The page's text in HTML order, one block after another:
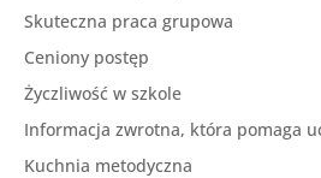
Skuteczna praca grupowa
Ceniony postęp
Życzliwość w szkole
Informacja zwrotna, która pomaga
Kuchnia metodyczna